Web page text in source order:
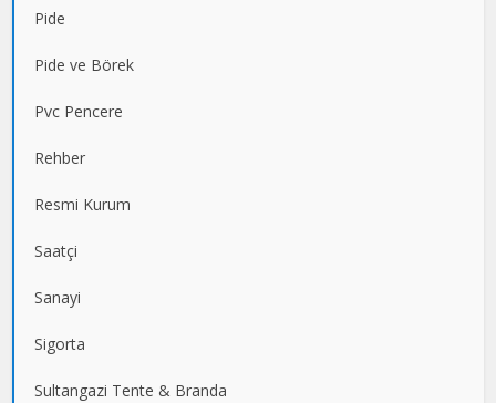
Pide
Pide ve Börek
Pvc Pencere
Rehber
Resmi Kurum
Saatçi
Sanayi
Sigorta
Sultangazi Tente & Branda